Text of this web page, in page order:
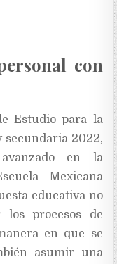
con
Estudio para la
secundaria 2022,
en la
Mexicana
educativa no
los procesos de
en que se
asumir una